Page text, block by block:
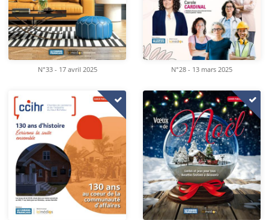
N°33 - 17 avril 2025 N°28 - 13 mars 2025